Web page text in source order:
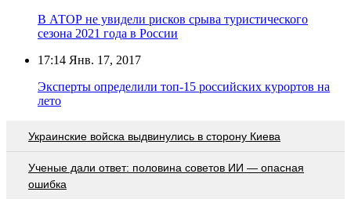
В АТОР не увидели рисков срыва туристического
сезона 2021 года в России
17:14 Янв. 17, 2017
Эксперты определили топ-15 российских курортов на
лето
Украинские войска выдвинулись в сторону Киева
Ученые дали ответ: половина советов ИИ — опасная
ошибка